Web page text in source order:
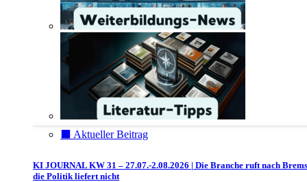
⬛️ Aktueller Beitrag
KI JOURNAL KW 31 – 27.07.-2.08.2026 | Die Branche ruft nach
die Politik liefert nicht